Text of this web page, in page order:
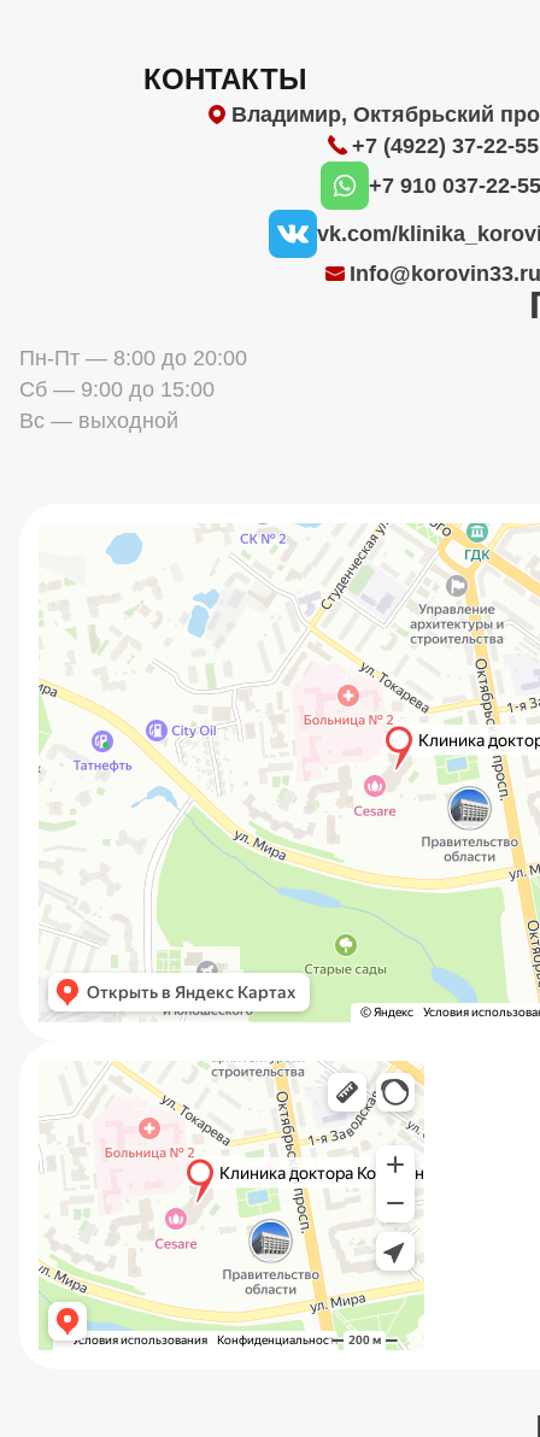
КОНТАКТЫ
Владимир, Октябрьский
+7 (4922) 37-22-55
+7 910 037-22-55
vk.com/
Info@korovin33.ru
Пн-Пт — 8:00 до 20:00
Сб — 9:00 до 15:00
Вс — выходной